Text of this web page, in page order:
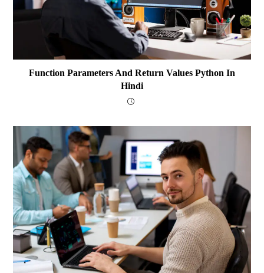
Function Parameters And Return Values Python In
Hindi